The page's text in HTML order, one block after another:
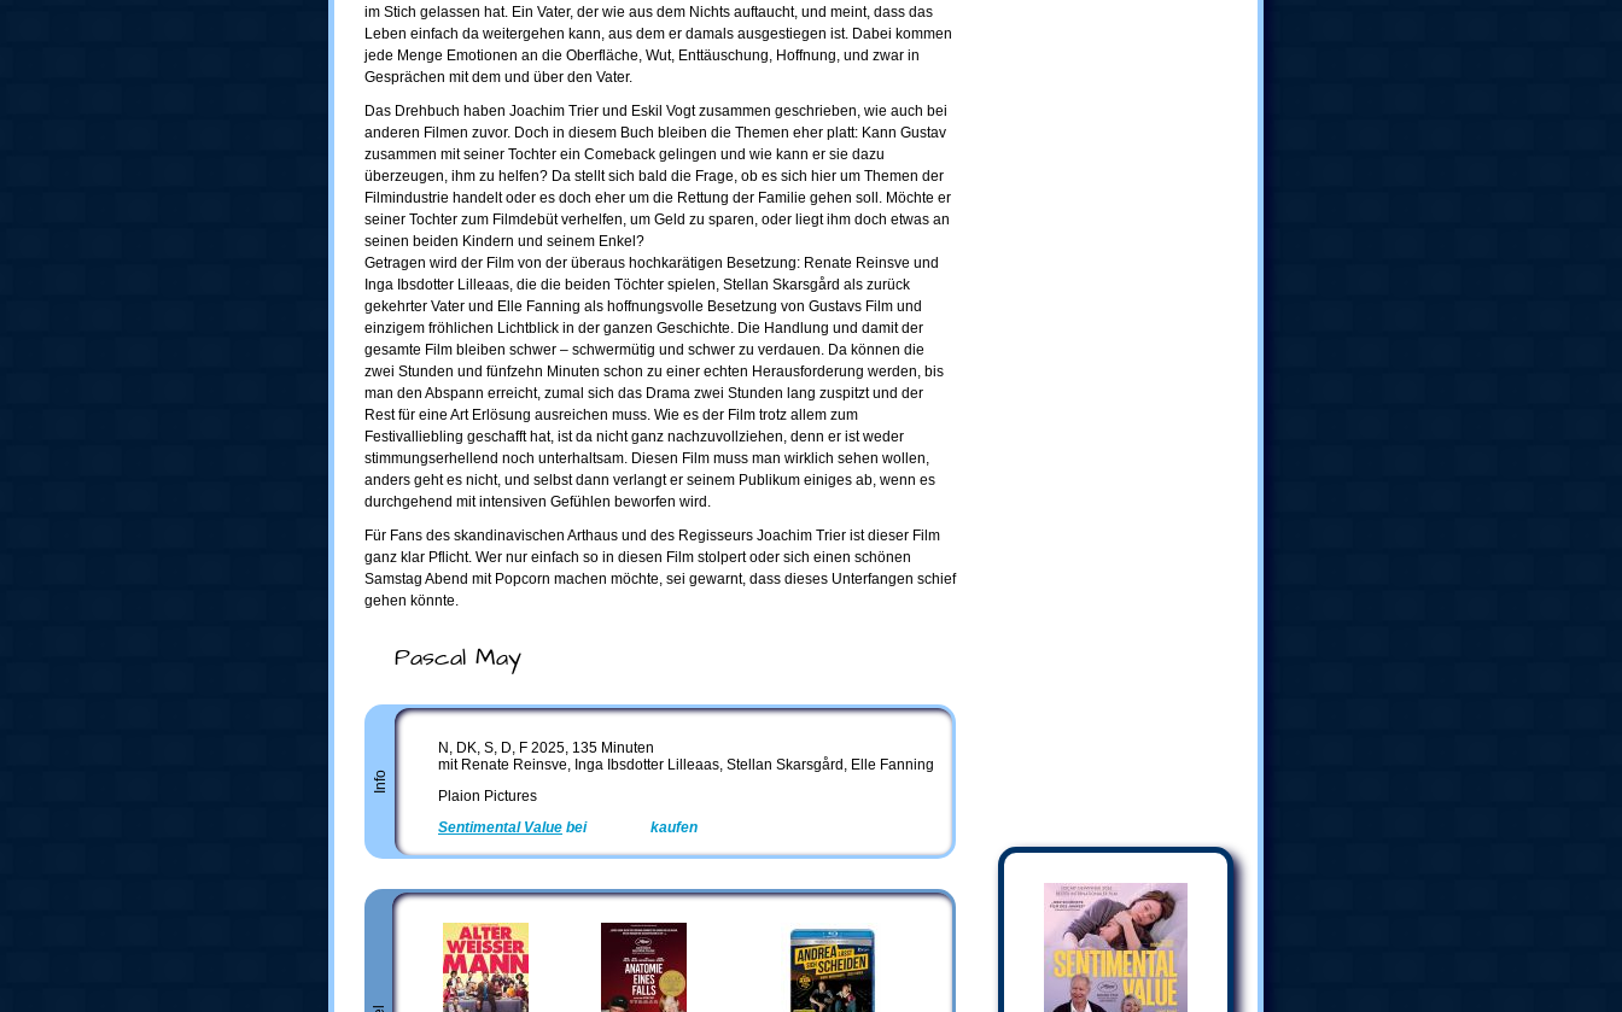
im Stich gelassen hat. Ein Vater, der wie aus dem Nichts auftaucht, und meint, dass das
Leben einfach da weitergehen kann, aus dem er damals ausgestiegen ist. Dabei kommen
jede Menge Emotionen an die Oberfläche, Wut, Enttäuschung, Hoffnung, und zwar in
Gesprächen mit dem und über den Vater.
Das Drehbuch haben Joachim Trier und Eskil Vogt zusammen geschrieben, wie auch bei
anderen Filmen zuvor. Doch in diesem Buch bleiben die Themen eher platt: Kann Gustav
zusammen mit seiner Tochter ein Comeback gelingen und wie kann er sie dazu
überzeugen, ihm zu helfen? Da stellt sich bald die Frage, ob es sich hier um Themen der
Filmindustrie handelt oder es doch eher um die Rettung der Familie gehen soll. Möchte er
seiner Tochter zum Filmdebüt verhelfen, um Geld zu sparen, oder liegt ihm doch etwas an
seinen beiden Kindern und seinem Enkel?
Getragen wird der Film von der überaus hochkarätigen Besetzung: Renate Reinsve und
Inga Ibsdotter Lilleaas, die die beiden Töchter spielen, Stellan Skarsgård als zurück
gekehrter Vater und Elle Fanning als hoffnungsvolle Besetzung von Gustavs Film und
einzigem fröhlichen Lichtblick in der ganzen Geschichte. Die Handlung und damit der
gesamte Film bleiben schwer – schwermütig und schwer zu verdauen. Da können die
zwei Stunden und fünfzehn Minuten schon zu einer echten Herausforderung werden, bis
man den Abspann erreicht, zumal sich das Drama zwei Stunden lang zuspitzt und der
Rest für eine Art Erlösung ausreichen muss. Wie es der Film trotz allem zum
Festivalliebling geschafft hat, ist da nicht ganz nachzuvollziehen, denn er ist weder
stimmungserhellend noch unterhaltsam. Diesen Film muss man wirklich sehen wollen,
anders geht es nicht, und selbst dann verlangt er seinem Publikum einiges ab, wenn es
durchgehend mit intensiven Gefühlen beworfen wird.
Für Fans des skandinavischen Arthaus und des Regisseurs Joachim Trier ist dieser Film
ganz klar Pflicht. Wer nur einfach so in diesen Film stolpert oder sich einen schönen
Samstag Abend mit Popcorn machen möchte, sei gewarnt, dass dieses Unterfangen schief
gehen könnte.
Pascal May
Info
N, DK, S, D, F 2025, 135 Minuten
mit Renate Reinsve, Inga Ibsdotter Lilleaas, Stellan Skarsgård, Elle Fanning
Plaion Pictures
Sentimental Value bei kaufen